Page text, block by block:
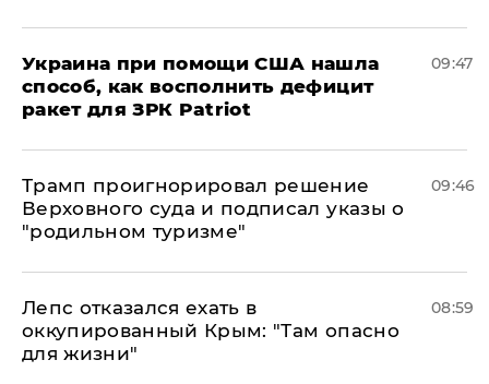
Украина при помощи США нашла
способ, как восполнить дефицит
ракет для ЗРК Patriot
09:47
Трамп проигнорировал решение
Верховного суда и подписал указы о
"родильном туризме"
09:46
Лепс отказался ехать в
оккупированный Крым: "Там опасно
для жизни"
08:59